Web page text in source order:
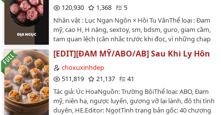
thì phải làm gì bây giờ.…
(phuongtanblog.wordpress.com).Mọi nơi re-up khác
120,930
1,368
5
Nhân vật : Lục Ngạn Ngôn × Hồi Tu VânThể loại : Đam
mỹ, cao H, H nặng, sextoy, sm, bdsm, guro, giam cầm,
tam quan lệch (cân nhắc trước khi đọc, vì những chap
gần về sau đều vặn vẹo)…
[EDIT][ĐAM MỸ/ABO/AB] Sau Khi Ly Hôn
choxuxinhdep
511,819
21,137
41
Tác giả: Úc HoaNguồn: Trường BộiThể loại: ABO, Đam
mỹ, niên hạ, ngược luyến, gương vỡ lại lành, đô thị tình
duyên, HE.Editor: NgọtTình trạng bản gốc: 40 chương